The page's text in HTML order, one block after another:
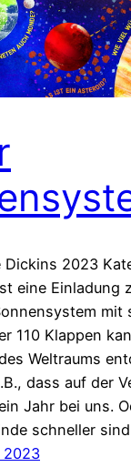
Dickins 2023
eine Einladung
mit
110 Klappen
Weltraums
dass auf der
Jahr bei uns.
schneller
2023